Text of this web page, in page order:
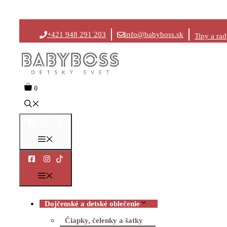
na
obsah
+421 948 291 203 info@babyboss.sk Tipy a
0
Dojčenské a detské oblečenie
Čiapky, čelenky a šatky